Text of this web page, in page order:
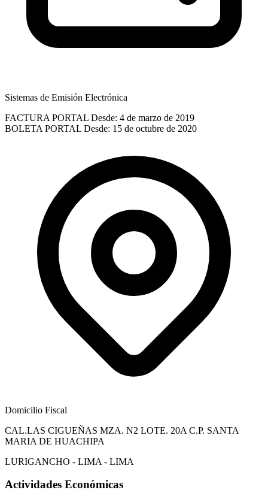
Sistemas de Emisión Electrónica
FACTURA PORTAL Desde: 4 de marzo de 2019
BOLETA PORTAL Desde: 15 de octubre de 2020
Domicilio Fiscal
CAL.LAS CIGUEÑAS MZA. N2 LOTE. 20A C.P. SANTA
MARIA DE HUACHIPA
LURIGANCHO - LIMA - LIMA
Actividades Económicas